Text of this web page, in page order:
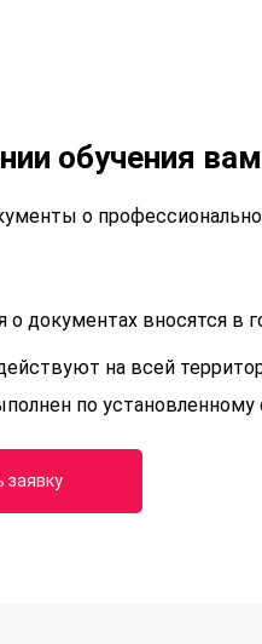
обучения
о
о документах вносятся
на всей
по
заявку